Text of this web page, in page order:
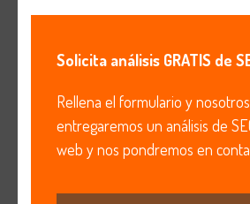
Solicita análisis GRATIS de
Rellena el formulario y
entregaremos un análisis de
web y nos pondremos en